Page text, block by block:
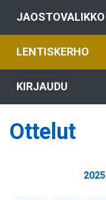
JAOSTOVALIKKO
LENTISKERHO
KIRJAUDU
Ottelut
2025